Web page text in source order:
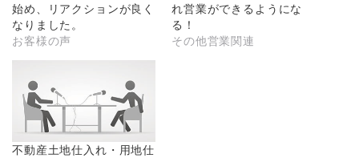
始め、リアクションが良く
なりました。
お客様の声
れ営業ができるようにな
る！
その他営業関連
不動産土地仕入れ・用地仕